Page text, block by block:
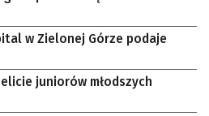
w Zielonej Górze podaje
juniorów młodszych